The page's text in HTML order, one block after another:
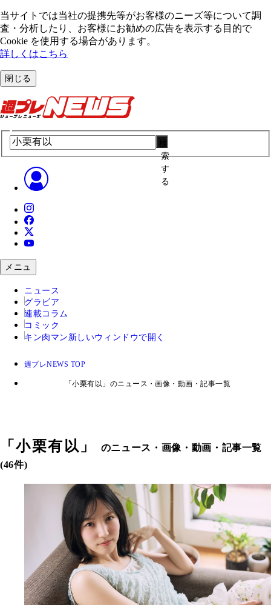
当サイトでは当社の提携先等がお客様のニーズ等について調
査・分析したり、お客様にお勧めの広告を表⽰する⽬的で
Cookie を使⽤する場合があります。
詳しくはこちら
閉じる
索
す
る
メニュ
ニュース
グラビア
連載コラム
コミック
キン肉マン 新しいウィンドウで開く
週プレNEWS TOP
「小栗有以」のニュース・画像・動画・記事一覧
「小栗有以 」
のニュース・画像・動画・記事一覧
(46件)